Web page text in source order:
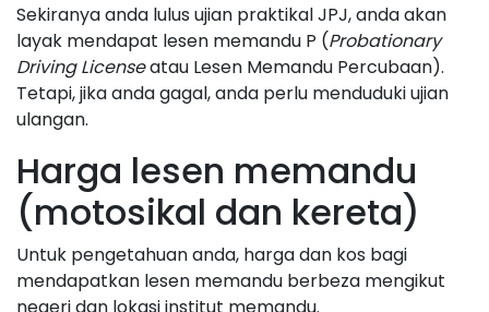
Sekiranya anda lulus ujian praktikal JPJ, anda akan
layak mendapat lesen memandu P (Probationary
Driving Licenseatau Lesen Memandu Percubaan).
Tetapi, jika anda gagal, anda perlu menduduki ujian
ulangan.
Harga lesen memandu
(motosikal dan kereta)
Untuk pengetahuan anda, harga dan kos bagi
mendapatkan lesen memandu berbeza mengikut
negeri dan lokasi institut memandu.